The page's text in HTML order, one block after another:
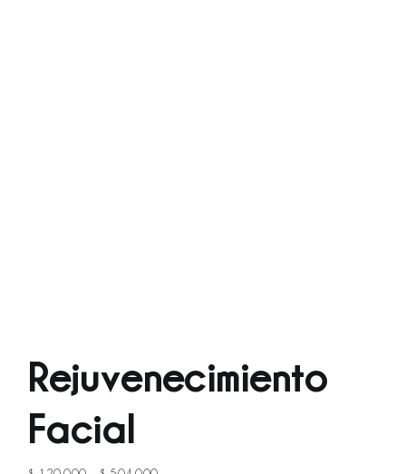
Rejuvenecimiento
Facial